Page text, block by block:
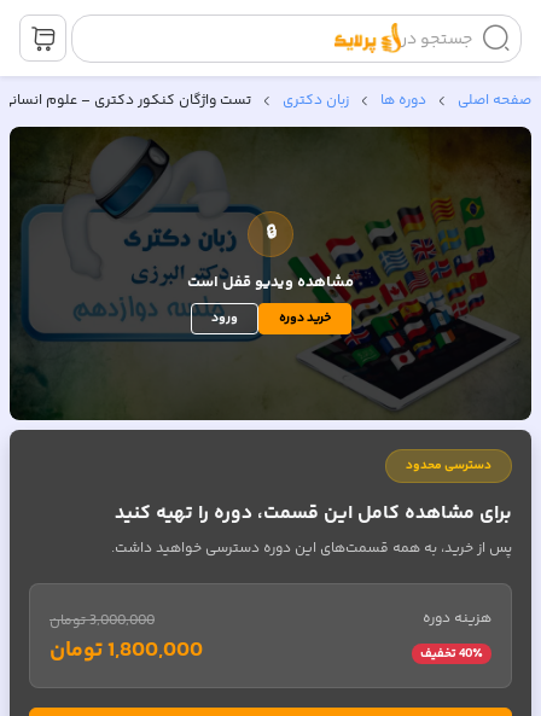
جستجو در
صفحه اصلی دوره ها زبان دکتری تست واژگان کنکور دکتری – علوم انسانی
🔒
مشاهده ویدیوقفل است
خرید دوره ورود
دسترسی محدود
برای مشاهده کامل این قسمت، دوره را تهیه کنید
پس از خرید، به همه قسمت‌های این دوره دسترسی خواهید داشت.
هزینه دوره
40٪ تخفیف
3,000,000 تومان
1,800,000 تومان